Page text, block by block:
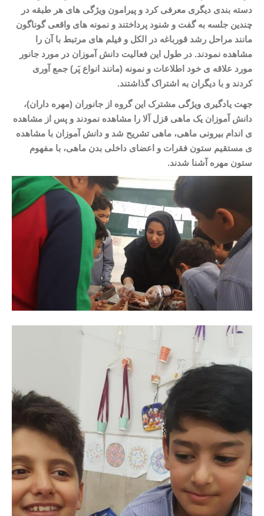
دسته بندی دیگری معرفی کرد و پیرامون ویژگی های هر طبقه در
چندین جلسه به گفت و شنود پرداختند و نمونه های واقعی گوناگون
مانند مراحل رشد قورباغه در الکل و فیلم های مرتبط با آن را
مشاهده نمودند. در طول این فعالیت دانش آموزان در مورد جانور
مورد علاقه ی خود اطلاعات و نمونه (مانند انواع پَر) جمع آوری
کردند و با دیگران به اشتراک گذاشتند.
جهت یادگیری ویژگی مشترک این گروه از جانوران (مهره داران)،
دانش آموزان یک ماهی قزل آلا را مشاهده نمودند و پس از مشاهده
ی اندام بیرونی ماهی، ماهی تشریح شد و دانش آموزان با مشاهده
ی مستقیم ستون فقرات و اعضای داخلی بدن ماهی، با مفهوم
ستون مهره آشنا شدند.